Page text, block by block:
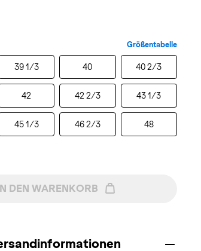
Größentabelle
39 1/3 40 40 2/3
42 42 2/3 43 1/3
45 1/3 46 2/3 48
DEN WARENKORB